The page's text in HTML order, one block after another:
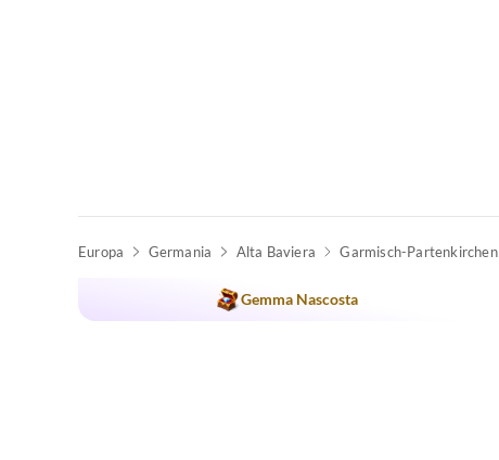
Europa Germania Alta Baviera Garmisch-Partenkirchen
Gemma Nascosta